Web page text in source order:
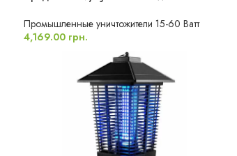
Промышленные уничтожители 15-60 Ватт
4,169.00 грн.